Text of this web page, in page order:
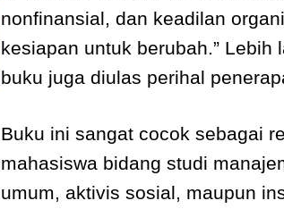
nonfinansial, dan keadilan
kesiapan untuk berubah.” Lebih
buku juga diulas perihal
Buku ini sangat cocok sebagai
mahasiswa bidang studi
umum, aktivis sosial, maupun